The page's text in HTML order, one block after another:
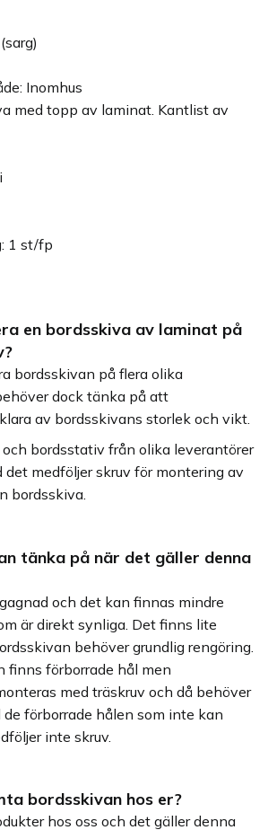
Inomhus
med topp av laminat. Kantlist av
1 st/fp
en bordsskiva av laminat på
bordsskivan på flera olika
dock tänka på att
av bordsskivans storlek och vikt.
bordsstativ från olika leverantörer
det medföljer skruv för montering av
bordsskiva.
tänka på när det gäller denna
och det kan finnas mindre
är direkt synliga. Det finns lite
behöver grundlig rengöring.
finns förborrade hål men
med träskruv och då behöver
förborrade hålen som inte kan
inte skruv.
bordsskivan hos er?
hos oss och det gäller denna